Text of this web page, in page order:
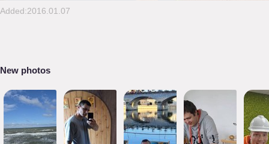
Added:2016.01.07
New photos